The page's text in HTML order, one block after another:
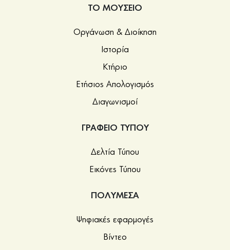
ΤΟ ΜΟΥΣΕΙΟ
Οργάνωση & Διοίκηση
Ιστορία
Κτήριο
Ετήσιος Απολογισμός
Διαγωνισμοί
ΓΡΑΦΕΙΟ ΤΥΠΟΥ
Δελτία Τύπου
Εικόνες Τύπου
ΠΟΛΥΜΕΣΑ
Ψηφιακές εφαρμογές
Βίντεο